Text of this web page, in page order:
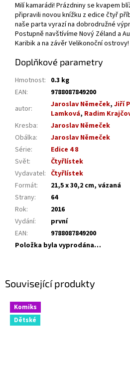
Související produkty
Komiks
Dětské
Milí kamarádi! Prázdniny se kvapem
připravili novou knížku z edice čtyř
naše parta vyrazí na dobrodružné
Postupně navštívíme Nový Zéland a
Karibik a na závěr Velikonoční ostrovy!
Doplňkové parametry
Hmotnost: 0.3 kg
EAN:
9788087849200
autor: Jaroslav Němeček, Jiří
Lamková, Radim
Kresba:
Jaroslav Němeček
Obálka:
Jaroslav Němeček
Série:
Edice 4 8
Svět:
Čtyřlístek
Vydavatel: Čtyřlístek
Formát:
21,5 x 30,2 cm, vázaná
Strany:
64
Rok:
2016
Vydání:
první
EAN:
9788087849200
Položka byla vyprodána…